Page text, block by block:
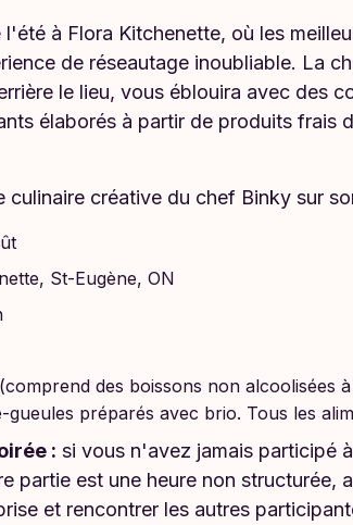
à Flora Kitchenette, où les
de réseautage inoubliable. La
le lieu, vous éblouira avec des
élaborés à partir de produits frais
culinaire créative du chef Binky sur
St-Eugène, ON
des boissons non alcoolisées
gueules préparés avec brio. Tous les
: si vous n'avez jamais participé
partie est une heure non structurée,
et rencontrer les autres